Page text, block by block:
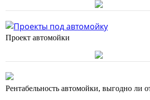
Проект автомойки
Рентабельность автомойки, выгодно ли